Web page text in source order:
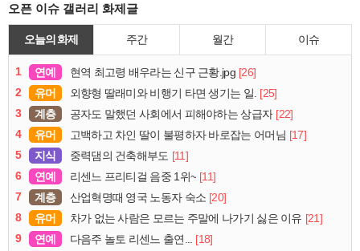
오픈 이슈 갤러리 화제글
오늘의 화제 주간 월간 이슈
1 연예 현역 최고령 배우라는 신구 근황.jpg [26]
2
유머 외향형 딸래미와 비행기 타면 생기는 일. [25]
3
계층 공자도 말했던 사회에서 피해야하는 상급자 [22]
4
유머 고백하고 차인 딸이 불평하자 바로잡는 어머님 [17]
5
지식 중력댐의 건축해부도 [11]
6
연예 리센느 프리티걸 음중 1위~ [11]
7
계층 산업혁명때 영국 노동자 숙소 [20]
8
유머 차가 없는 사람은 모르는 주말에 나가기 싫은 이유 [21]
9
연예 다음주 놀토 리센느 출연... [18]